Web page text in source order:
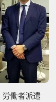
働者派遣